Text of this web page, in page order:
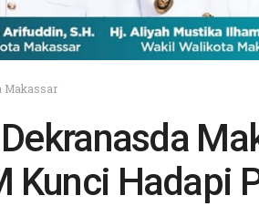
Makassar
Kunci Hadapi